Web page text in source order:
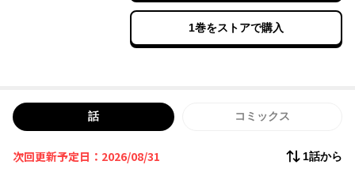
1巻をストアで購入
話 コミックス
次回更新予定日：2026/08/31 1話から